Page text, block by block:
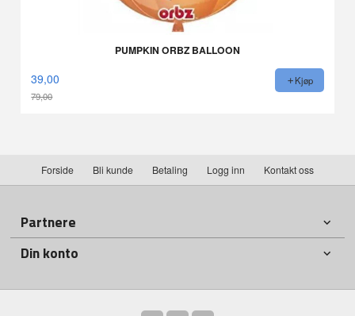
PUMPKIN ORBZ BALLOON
39,00
79,00
Kjøp
Forside Bli kunde Betaling Logg inn Kontakt oss
Partnere
Din konto